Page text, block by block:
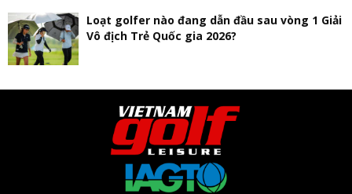
Loạt golfer nào đang dẫn đầu sau vòng 1 Giải
Vô địch Trẻ Quốc gia 2026?